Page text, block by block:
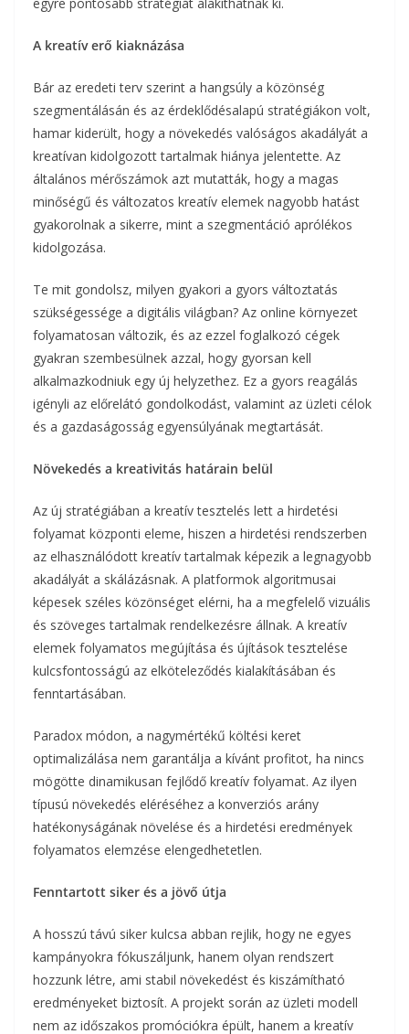
egyre pontosabb stratégiát alakíthatnak ki.
A kreatív erő kiaknázása
Bár az eredeti terv szerint a hangsúly a közönség
szegmentálásán és az érdeklődésalapú stratégiákon volt,
hamar kiderült, hogy a növekedés valóságos akadályát a
kreatívan kidolgozott tartalmak hiánya jelentette. Az
általános mérőszámok azt mutatták, hogy a magas
minőségű és változatos kreatív elemek nagyobb hatást
gyakorolnak a sikerre, mint a szegmentáció aprólékos
kidolgozása.
Te mit gondolsz, milyen gyakori a gyors változtatás
szükségessége a digitális világban? Az online környezet
folyamatosan változik, és az ezzel foglalkozó cégek
gyakran szembesülnek azzal, hogy gyorsan kell
alkalmazkodniuk egy új helyzethez. Ez a gyors reagálás
igényli az előrelátó gondolkodást, valamint az üzleti célok
és a gazdaságosság egyensúlyának megtartását.
Növekedés a kreativitás határain belül
Az új stratégiában a kreatív tesztelés lett a hirdetési
folyamat központi eleme, hiszen a hirdetési rendszerben
az elhasználódott kreatív tartalmak képezik a legnagyobb
akadályát a skálázásnak. A platformok algoritmusai
képesek széles közönséget elérni, ha a megfelelő vizuális
és szöveges tartalmak rendelkezésre állnak. A kreatív
elemek folyamatos megújítása és újítások tesztelése
kulcsfontosságú az elköteleződés kialakításában és
fenntartásában.
Paradox módon, a nagymértékű költési keret
optimalizálása nem garantálja a kívánt profitot, ha nincs
mögötte dinamikusan fejlődő kreatív folyamat. Az ilyen
típusú növekedés eléréséhez a konverziós arány
hatékonyságának növelése és a hirdetési eredmények
folyamatos elemzése elengedhetetlen.
Fenntartott siker és a jövő útja
A hosszú távú siker kulcsa abban rejlik, hogy ne egyes
kampányokra fókuszáljunk, hanem olyan rendszert
hozzunk létre, ami stabil növekedést és kiszámítható
eredményeket biztosít. A projekt során az üzleti modell
nem az időszakos promóciókra épült, hanem a kreatív